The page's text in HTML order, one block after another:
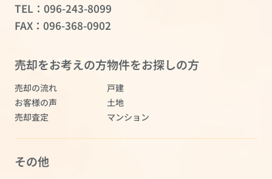
TEL： 096-243-8099
FAX：096-368-0902
売却をお考えの方
売却の流れ
お客様の声
売却査定
物件をお探しの方
戸建
土地
マンション
その他